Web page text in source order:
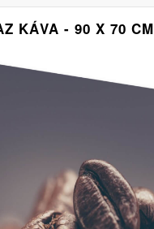
KÁVA - 90 X 70 CM